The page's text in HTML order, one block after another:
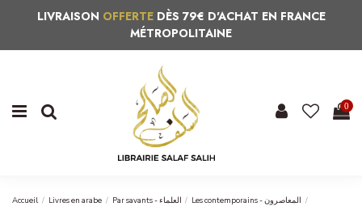
LIVRAISON OFFERTEDÈS 79€ D'ACHAT EN FRANCE
MÉTROPOLITAINE
0
Accueil Livres en arabe Par savants - العلماء
Les contemporains - المعاصرون